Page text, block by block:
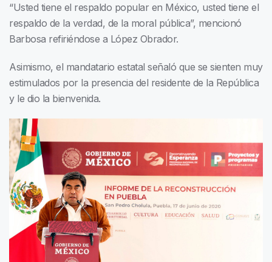
“Usted tiene el respaldo popular en México, usted tiene el
respaldo de la verdad, de la moral pública”, mencionó
Barbosa refiriéndose a López Obrador.
Asimismo, el mandatario estatal señaló que se sienten muy
estimulados por la presencia del residente de la República
y le dio la bienvenida.